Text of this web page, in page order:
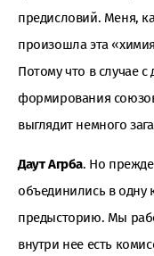
предисловий. Меня,
произошла эта
Потому что в случае
формирования
выглядит немного
Даут Агрба. Но прежде
объединились в одну
предысторию. Мы
внутри нее есть